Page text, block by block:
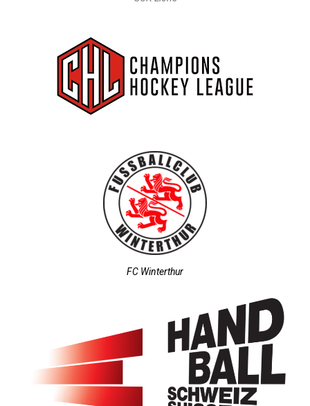
FC Winterthur